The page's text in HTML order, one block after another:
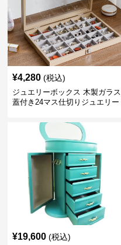
¥4,280 (税込)
ジュエリーボックス 木製ガラス
蓋付き24マス仕切りジュエリー
¥19,600 (税込)